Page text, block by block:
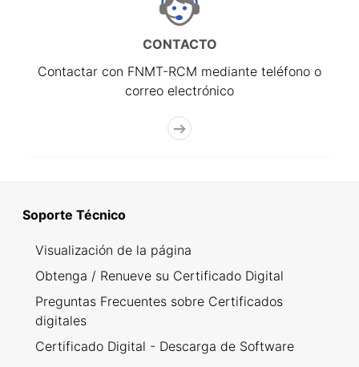
CONTACTO
Contactar con FNMT-RCM mediante teléfono o
correo electrónico
Soporte Técnico
Visualización de la página
Obtenga / Renueve su Certificado Digital
Preguntas Frecuentes sobre Certificados
digitales
Certificado Digital - Descarga de Software